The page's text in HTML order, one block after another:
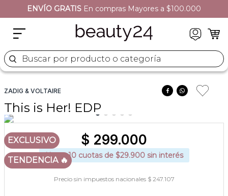
ENVÍO GRATISEN TODO EL SITIO
Buscar por producto o categoría
ZADIG & VOLTAIRE
This is Her! EDP
EXCLUSIVO
TENDENCIA 🔥
$ 299.000
Hasta10cuotas de $29.900 sin interés
Precio sin impuestos nacionales $ 247.107
moschino
naj oleari
5. versace